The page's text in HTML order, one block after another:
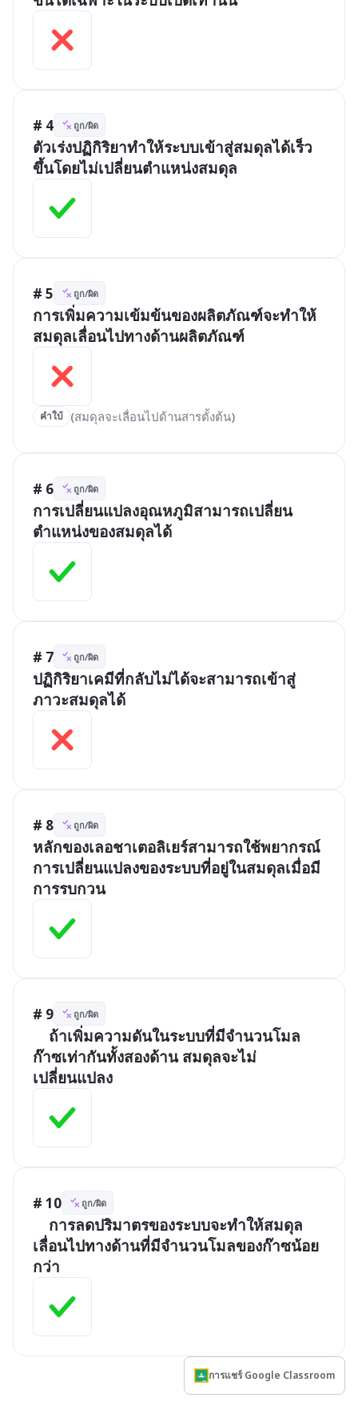
# 4 ถูก/ผิด
ตัวเร่งปฏิกิริยาทำให้ระบบเข้าสู่สมดุลได้เร็ว
ขึ้นโดยไม่เปลี่ยนตำแหน่งสมดุล
# 5 ถูก/ผิด
การเพิ่มความเข้มข้นของผลิตภัณฑ์จะทำให้
สมดุลเลื่อนไปทางด้านผลิตภัณฑ์
คำใบ้ (สมดุลจะเลื่อนไปด้านสารตั้งต้น)
# 6 ถูก/ผิด
การเปลี่ยนแปลงอุณหภูมิสามารถเปลี่ยน
ตำแหน่งของสมดุลได้
# 7 ถูก/ผิด
ปฏิกิริยาเคมีที่กลับไม่ได้จะสามารถเข้าสู่
ภาวะสมดุลได้
# 8 ถูก/ผิด
หลักของเลอชาเตอลิเยร์สามารถใช้พยากรณ์
การเปลี่ยนแปลงของระบบที่อยู่ในสมดุลเมื่อมี
การรบกวน
# 9 ถูก/ผิด
ก๊าซเท่ากันทั้งสองด้าน สมดุลจะไม่
เปลี่ยนแปลง
# 10 ถูก/ผิด
เลื่อนไปทางด้านที่มีจำนวนโมลของก๊าซน้อย
กว่า
การแชร์ Google Classroom